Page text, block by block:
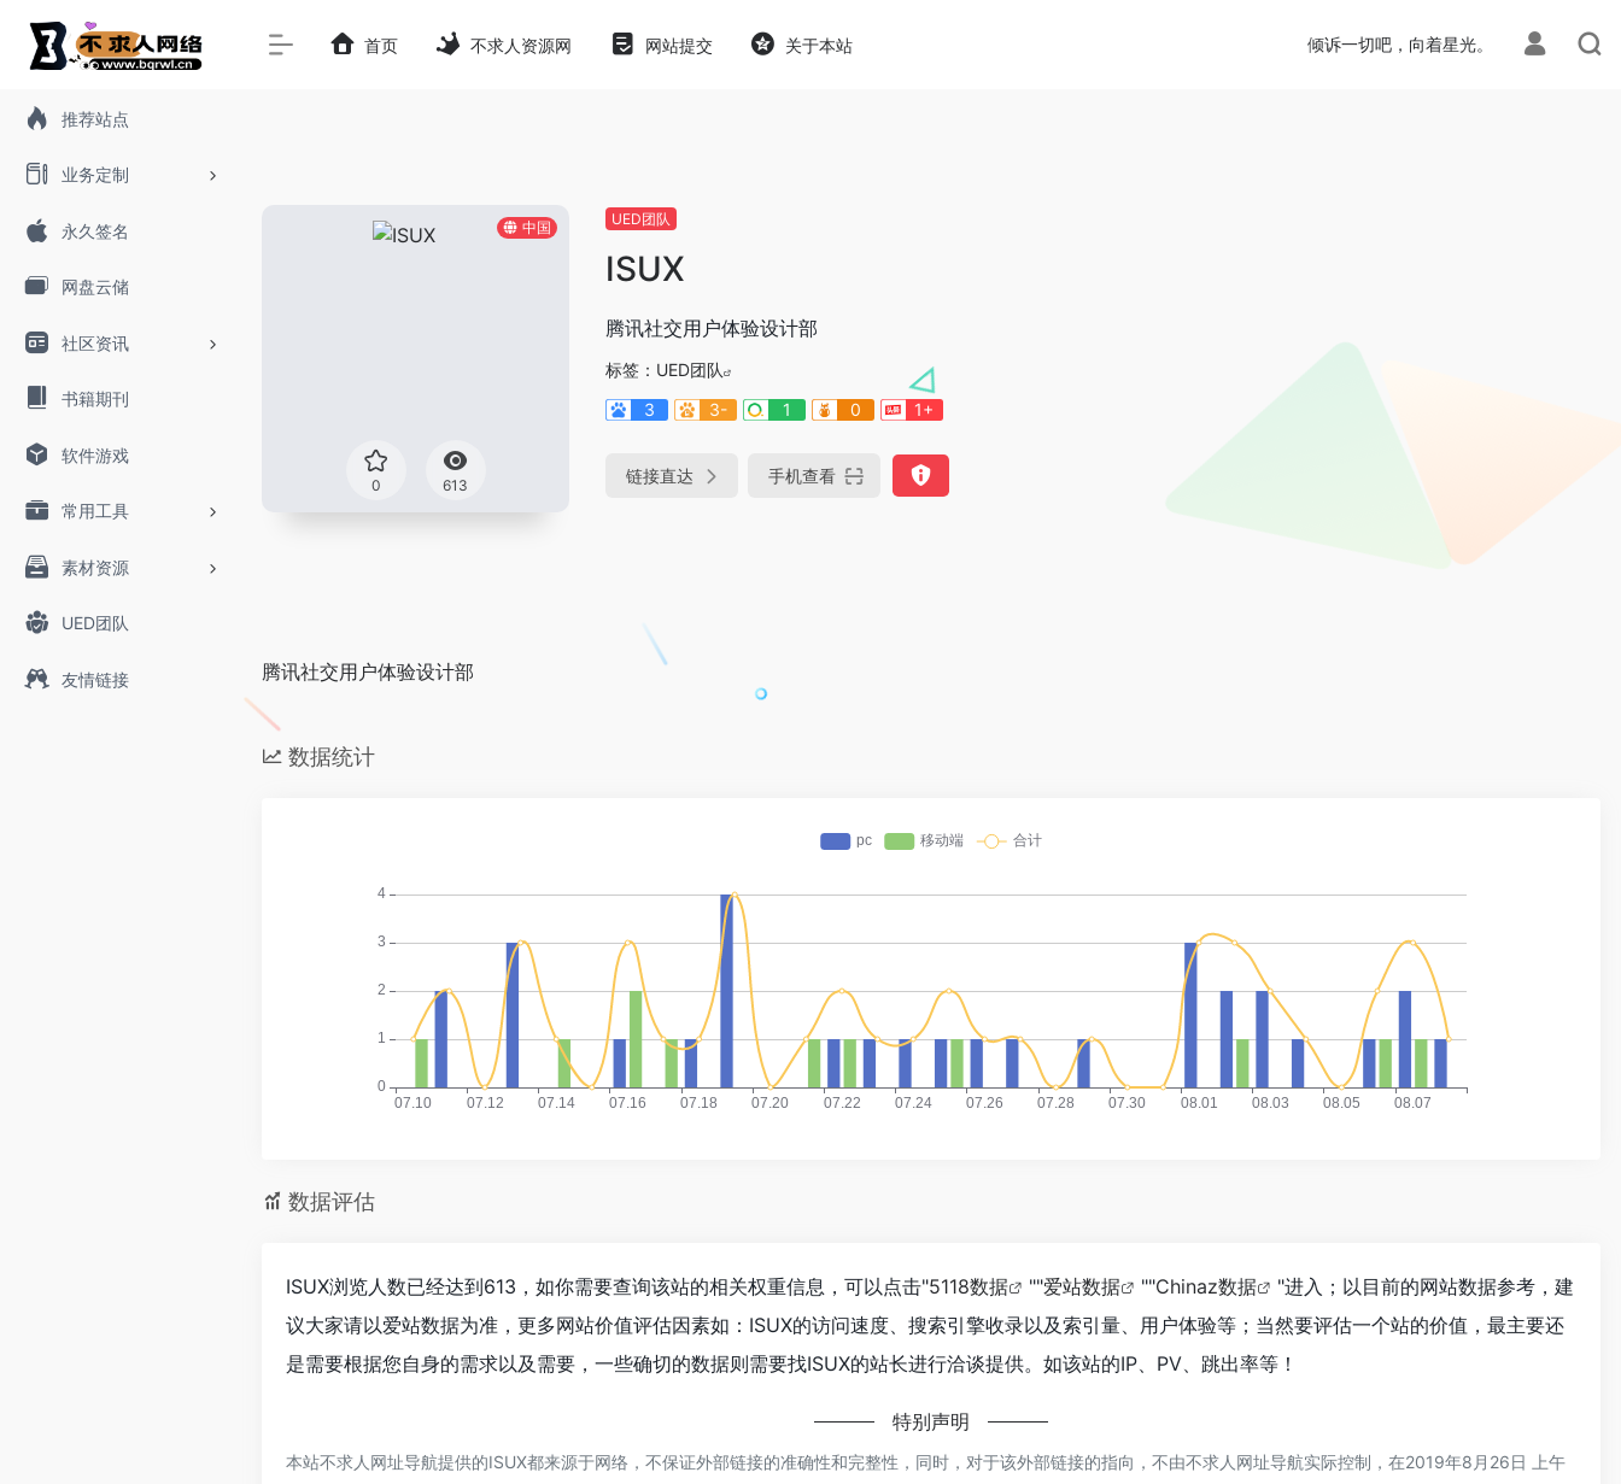
推荐站点
业务定制
永久签名
网盘云储
社区资讯
书籍期刊
软件游戏
常用工具
素材资源
UED团队
友情链接
首页 不求人资源网 网站提交 关于本站 倾诉一切吧，向着星光。
中国
0 613
UED团队
ISUX
腾讯社交用户体验设计部
标签： UED团队
3
3- 1 0 1+
链接直达 手机查看
腾讯社交用户体验设计部
数据统计
数据评估
ISUX浏览人数已经达到613，如你需要查询该站的相关权重信息，可以点击"5118数据 ""爱站数据 ""Chinaz数据
"进入；以目前的网站数据参考，建
议大家请以爱站数据为准，更多网站价值评估因素如：ISUX的访问速度、搜索引擎收录以及索引量、用户体验等；当然要评估一个站的价值，最主要还
是需要根据您自身的需求以及需要，一些确切的数据则需要找ISUX的站长进行洽谈提供。如该站的IP、PV、跳出率等！
特别声明
本站不求人网址导航提供的ISUX都来源于网络，不保证外部链接的准确性和完整性，同时，对于该外部链接的指向，不由不求人网址导航实际控制，在2019年8月26日 上午